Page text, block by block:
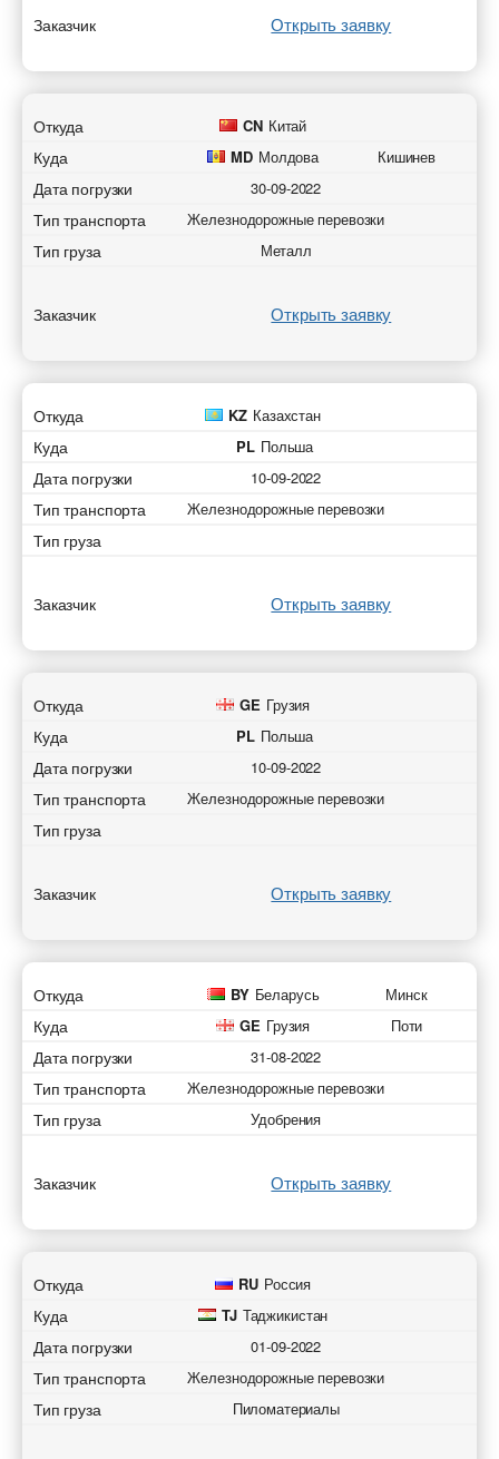
Заказчик Открыть заявку
Откуда CN Китай
Куда MD Молдова Кишинев
Дата погрузки 30-09-2022
Тип транспорта Железнодорожные перевозки
Тип груза Металл
Заказчик Открыть заявку
Откуда KZ Казахстан
Куда PL Польша
Дата погрузки 10-09-2022
Тип транспорта Железнодорожные перевозки
Тип груза
Заказчик Открыть заявку
Откуда GE Грузия
Куда PL Польша
Дата погрузки 10-09-2022
Тип транспорта Железнодорожные перевозки
Тип груза
Заказчик Открыть заявку
Откуда BY Беларусь Минск
Куда GE Грузия Поти
Дата погрузки 31-08-2022
Тип транспорта Железнодорожные перевозки
Тип груза Удобрения
Заказчик Открыть заявку
Откуда RU Россия
Куда TJ Таджикистан
Дата погрузки 01-09-2022
Тип транспорта Железнодорожные перевозки
Тип груза Пиломатериалы